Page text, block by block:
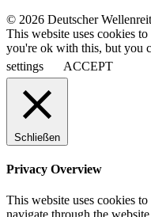
© 2026 Deutscher
This website uses cookies
you're ok with this, but you
settings
ACCEPT
Schließen
Privacy Overview
This website uses cookies